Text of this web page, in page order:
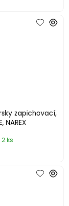
zapichovací,
NAREX
ks